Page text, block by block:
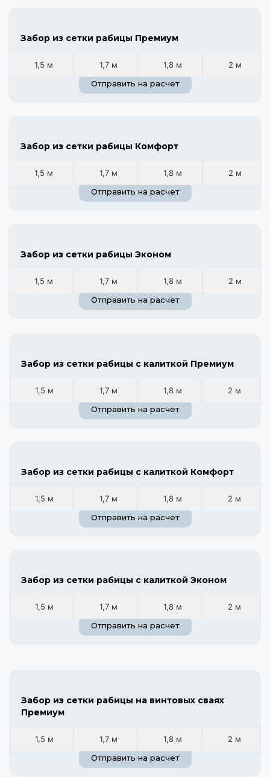
Забор из сетки рабицы Премиум
1,5 м 1,7 м 1,8 м
2 м
Отправить на расчет
Забор из сетки рабицы Комфорт
1,5 м 1,7 м 1,8 м
2 м
Отправить на расчет
Забор из сетки рабицы Эконом
1,5 м 1,7 м 1,8 м
2 м
Отправить на расчет
Забор из сетки рабицы с калиткой Премиум
1,5 м 1,7 м 1,8 м
2 м
Отправить на расчет
Забор из сетки рабицы с калиткой Комфорт
1,5 м 1,7 м 1,8 м
2 м
Отправить на расчет
Забор из сетки рабицы с калиткой Эконом
1,5 м 1,7 м 1,8 м
2 м
Отправить на расчет
Забор из сетки рабицы на винтовых сваях
Премиум
1,5 м 1,7 м 1,8 м
2 м
Отправить на расчет